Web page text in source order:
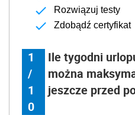
Rozwiązuj testy
Zdobądź certyfikat
1
/
1
0
Ile tygodni
można
jeszcze przed